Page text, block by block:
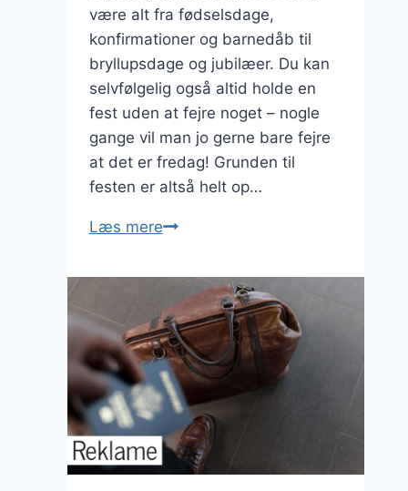
være alt fra fødselsdage,
konfirmationer og barnedåb til
bryllupsdage og jubilæer. Du kan
selvfølgelig også altid holde en
fest uden at fejre noget – nogle
gange vil man jo gerne bare fejre
at det er fredag! Grunden til
festen er altså helt op…
Læs mereSådan
du
folk
til
at
huske
din
fest